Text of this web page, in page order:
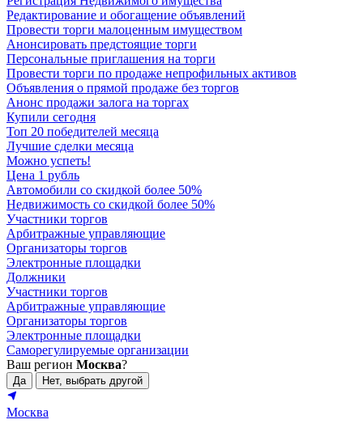
Редактирование и обогащение объявлений
Провести торги малоценным имуществом
Анонсировать предстоящие торги
Персональные приглашения на торги
Провести торги по продаже непрофильных активов
Объявления о прямой продаже без торгов
Анонс продажи залога на торгах
Купили сегодня
Топ 20 победителей месяца
Лучшие сделки месяца
Можно успеть!
Цена 1 рубль
Автомобили со скидкой более 50%
Недвижимость со скидкой более 50%
Участники торгов
Арбитражные управляющие
Организаторы торгов
Электронные площадки
Должники
Участники торгов
Арбитражные управляющие
Организаторы торгов
Электронные площадки
Саморегулируемые организации
Ваш регион Москва?
Да Нет, выбрать другой
Москва